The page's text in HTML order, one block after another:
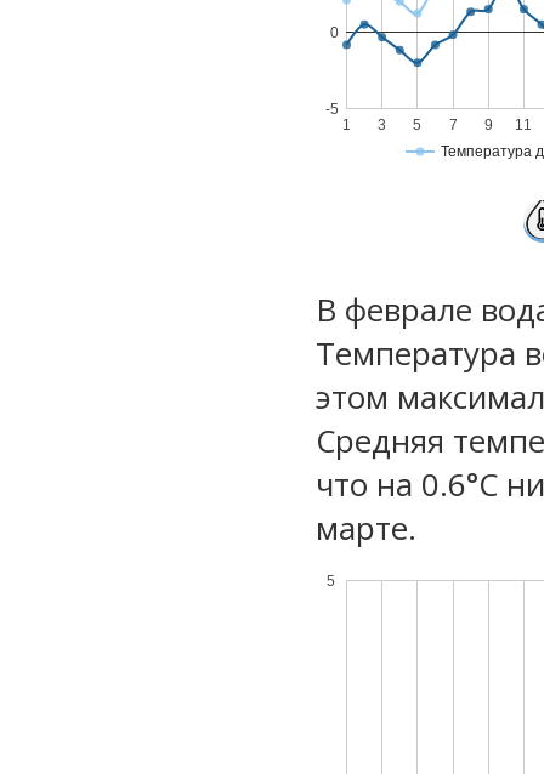
Температура
1 3 5 7 9 11
-5
0
В феврале
Температура
этом
Средняя
что на 0.6°C
марте.
5